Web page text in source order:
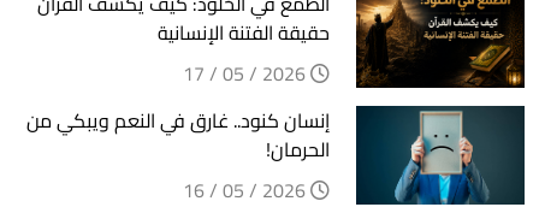
حقيقة الفتنة الإنسانية
إنسان كنود.. غارق في النعم ويبكي من
الحرمان!